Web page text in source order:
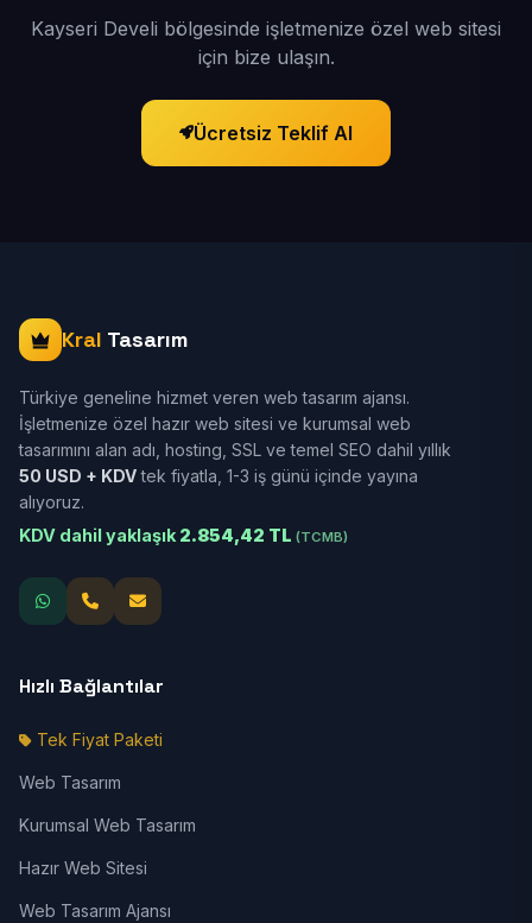
Kayseri Develi bölgesinde işletmenize özel web sitesi
için bize ulaşın.
Ücretsiz Teklif Al
Kral Tasarım
Türkiye geneline hizmet veren web tasarım ajansı.
İşletmenize özel hazır web sitesi ve kurumsal web
tasarımını alan adı, hosting, SSL ve temel SEO dahil yıllık
50 USD + KDVtek fiyatla, 1-3 iş günü içinde yayına
alıyoruz.
KDV dahil yaklaşık 2.854,42 TL (TCMB)
Hızlı Bağlantılar
Tek Fiyat Paketi
Web Tasarım
Kurumsal Web Tasarım
Hazır Web Sitesi
Web Tasarım Ajansı